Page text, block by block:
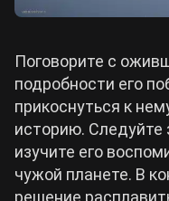
Поговорите с
подробности его
прикоснуться к
историю. Следуйте
изучите его
чужой планете. В